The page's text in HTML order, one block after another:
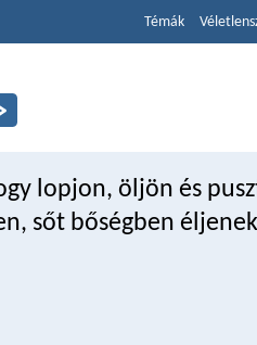
Témák
lopjon, öljön és
sőt bőségben